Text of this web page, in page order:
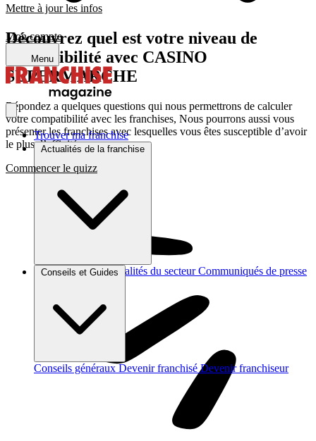
Mon compte
Menu
Trouver ma franchise
Actualités de la franchise
Brèves et actus Actualités du secteur Communiqués de presse
Conseils et Guides
Conseils généraux Devenir franchisé Devenir franchiseur
Mettre à jour les infos
Découvrez quel est votre niveau de
compatibilité avec CASINO
SUPERMARCHE
Répondez a quelques questions qui nous permettrons de calculer
votre compatibilité avec les franchises, Nous pourrons aussi vous
présenter les franchises avec lesquelles vous êtes susceptible d’avoir
le plus d’affinité
Commencer le quizz